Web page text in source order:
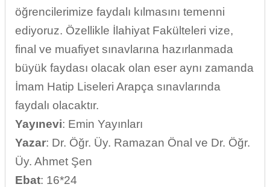
öğrencilerimize faydalı kılmasını temenni
ediyoruz. Özellikle İlahiyat Fakülteleri vize,
final ve muafiyet sınavlarına hazırlanmada
büyük faydası olacak olan eser aynı zamanda
İmam Hatip Liseleri Arapça sınavlarında
faydalı olacaktır.
Yayınevi: Emin Yayınları
Yazar: Dr. Öğr. Üy. Ramazan Önal ve Dr. Öğr.
Üy. Ahmet Şen
Ebat: 16*24